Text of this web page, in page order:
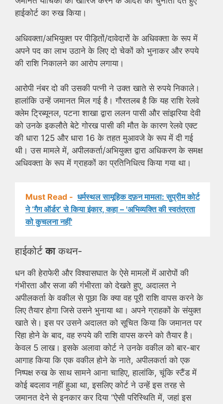
हाईकोर्ट का रुख किया।
अधिवक्ता/अभियुक्त पर पीड़ितों/दावेदारों के अधिवक्ता के रूप में
अपने पद का लाभ उठाने के लिए दो चेकों को भुनाकर और रुपये
की राशि निकालने का आरोप लगाया।
आरोपी नंबर दो की उसकी पत्नी ने उक्त खाते से रुपये निकाले।
हालांकि उन्हें जमानत मिल गई है। गौरतलब है कि यह राशि रेलवे
क्लेम ट्रिब्यूनल, पटना शाखा द्वारा ललन पासी और सांझरिया देवी
को उनके इकलौते बेटे गोरख पासी की मौत के कारण रेलवे एक्ट
की धारा 125 और धारा 16 के तहत मुआवजे के रूप में दी गई
थी। उस मामले में, अपीलकर्ता/अभियुक्त द्वारा अधिकरण के समक्ष
अधिवक्ता के रूप में ग्राहकों का प्रतिनिधित्व किया गया था।
Must Read - धर्मस्थल सामूहिक दफ़न मामला: सुप्रीम कोर्ट
ने ‘गैग ऑर्डर’ से किया इंकार, कहा – 'अभिव्यक्ति की स्वतंत्रता
को कुचलना नहीं'
हाईकोर्टकाकथन-
धन की हेराफेरी और विश्वासघात के ऐसे मामलों में आरोपों की
गंभीरता और सजा की गंभीरता को देखते हुए, अदालत ने
अपीलकर्ता के वकील से पूछा कि क्या वह पूरी राशि वापस करने के
लिए तैयार होगा जिसे उसने भुनाया था। अपने ग्राहकों के संयुक्त
खाते से। इस पर उसने अदालत को सूचित किया कि जमानत पर
रिहा होने के बाद, वह रुपये की राशि वापस करने को तैयार है।
केवल 5 लाख। इसके अलावा कोर्ट ने उनके वकील को बार-बार
आगाह किया कि एक वकील होने के नाते, अपीलकर्ता को एक
निष्पक्ष रुख के साथ सामने आना चाहिए, हालांकि, चूंकि स्टैंड में
कोई बदलाव नहीं हुआ था, इसलिए कोर्ट ने उन्हें इस तरह से
जमानत देने से इनकार कर दिया “ऐसी परिस्थिति में, जहां इस